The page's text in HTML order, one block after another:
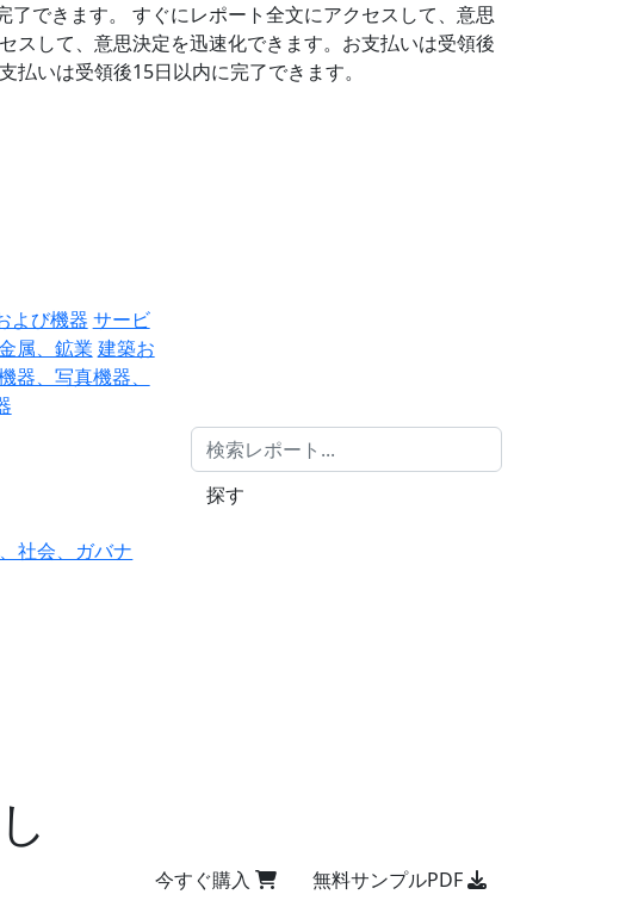
できます。
すぐにレポート全文にアクセスして、意思
スして、意思決定を迅速化できます。お支払いは受領後
いは受領後15日以内に完了できます。
よび機器 サービ
属、鉱業 建築お
器、写真機器、
社会、ガバナ
探す
今すぐ購入 無料サンプルPDF